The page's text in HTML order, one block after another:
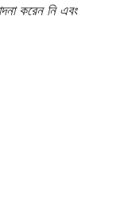
করেন নি এবং